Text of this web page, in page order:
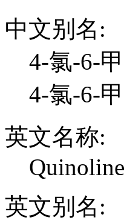
中文别名:
4-氯-6-
4-氯-6-
英文名称:
英文别名: